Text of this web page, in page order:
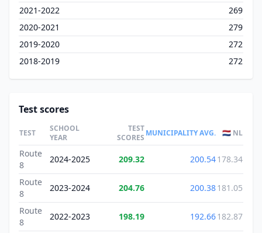
2021-2022
269
2020-2021
279
2019-2020
272
2018-2019
272
Test scores
TEST
SCHOOL
YEAR
TEST
SCORES MUNICIPALITY AVG. 🇳🇱 NL
Route
8
2024-2025 209.32 200.54178.34
Route
8
2023-2024 204.76 200.38181.05
Route
8
2022-2023 198.19 192.66182.87